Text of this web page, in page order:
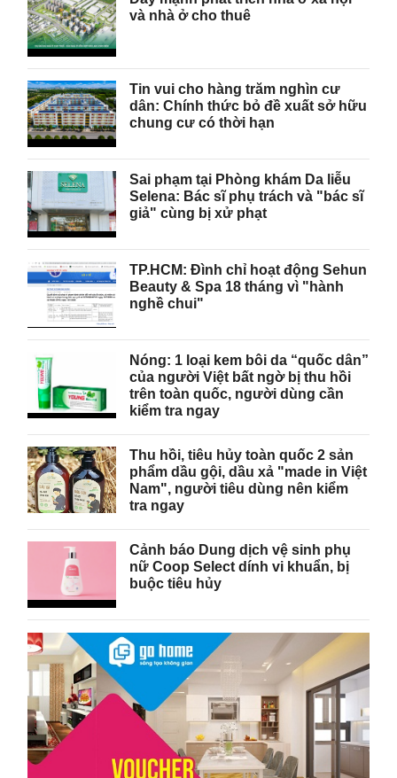
và nhà ở cho thuê
Tin vui cho hàng trăm nghìn cư
dân: Chính thức bỏ đề xuất sở hữu
chung cư có thời hạn
Sai phạm tại Phòng khám Da liễu
Selena: Bác sĩ phụ trách và "bác sĩ
giả" cùng bị xử phạt
TP.HCM: Đình chỉ hoạt động Sehun
Beauty & Spa 18 tháng vì "hành
nghề chui"
Nóng: 1 loại kem bôi da “quốc dân”
của người Việt bất ngờ bị thu hồi
trên toàn quốc, người dùng cần
kiểm tra ngay
Thu hồi, tiêu hủy toàn quốc 2 sản
phẩm dầu gội, dầu xả "made in Việt
Nam", người tiêu dùng nên kiểm
tra ngay
Cảnh báo Dung dịch vệ sinh phụ
nữ Coop Select dính vi khuẩn, bị
buộc tiêu hủy